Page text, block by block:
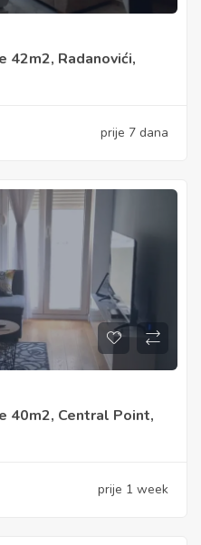
42m2, Radanovići,
prije 7 dana
40m2, Central Point,
prije 1 week